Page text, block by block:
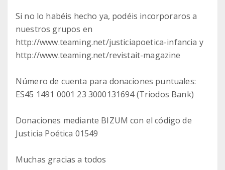
Si no lo habéis hecho ya, podéis incorporaros a
nuestros grupos en
http://www.teaming.net/justiciapoetica-infancia y
http://www.teaming.net/revistait-magazine
Número de cuenta para donaciones puntuales:
ES45 1491 0001 23 3000131694 (Triodos Bank)
Donaciones mediante BIZUM con el código de
Justicia Poética 01549
Muchas gracias a todos